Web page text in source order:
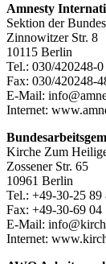
Amnesty
Sektion der
Zinnowitzer Str. 8
10115 Berlin
Tel.: 030/420248-0
Fax: 030/420248-
E-Mail:
Internet:
Kirche Zum
Zossener Str. 65
10961 Berlin
Tel.: +49-30-25 89
Fax: +49-30-69 04
E-Mail:
Internet: